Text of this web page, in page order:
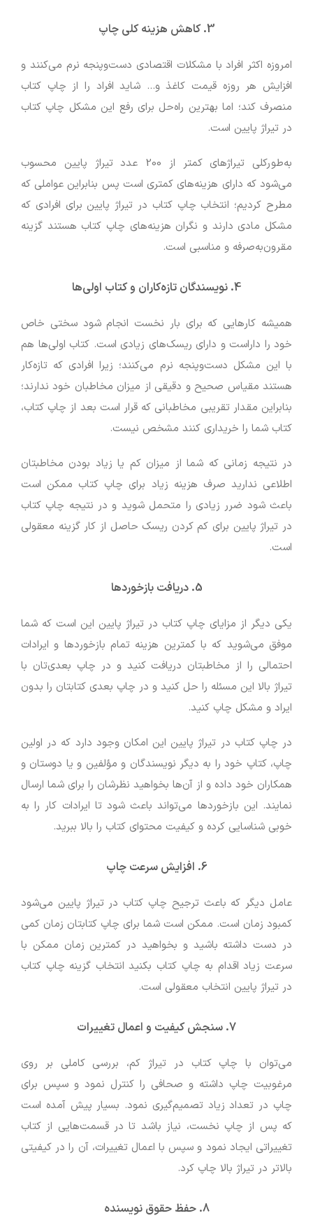
3. کاهش هزینه‌ کلی چاپ
امروزه اکثر افراد با مشکلات اقتصادی دست‌وپنجه نرم می‌کنند و
افزایش هر روزه قیمت کاغذ و… شاید افراد را از چاپ کتاب
منصرف کند؛ اما بهترین راه‌حل برای رفع این مشکل چاپ کتاب
در تیراژ پایین است.
به‌طورکلی تیراژهای کمتر از 200 عدد تیراژ پایین محسوب
می‌شود که دارای هزینه‌های کمتری است پس بنابراین عواملی که
مطرح کردیم؛ انتخاب چاپ کتاب در تیراژ پایین برای افرادی که
مشکل مادی دارند و نگران هزینه‌های چاپ کتاب هستند گزینه
مقرون‌به‌صرفه و مناسبی است.
4. نویسندگان تازه‌کاران و کتاب اولی‌ها
همیشه کارهایی که برای بار نخست انجام شود سختی خاص
خود را داراست و دارای ریسک‌های زیادی است. کتاب اولی‌ها هم
با این مشکل دست‌وپنجه نرم می‌کنند؛ زیرا افرادی که تازه‌کار
هستند مقیاس صحیح و دقیقی از میزان مخاطبان خود ندارند؛
بنابراین مقدار تقریبی مخاطبانی که قرار است بعد از چاپ کتاب،
کتاب شما را خریداری کنند مشخص نیست.
در نتیجه زمانی که شما از میزان کم یا زیاد بودن مخاطبتان
اطلاعی ندارید صرف هزینه زیاد برای چاپ کتاب ممکن است
باعث شود ضرر زیادی را متحمل شوید و در نتیجه چاپ کتاب
در تیراژ پایین برای کم کردن ریسک حاصل از کار گزینه معقولی
است.
5. دریافت بازخوردها
یکی دیگر از مزایای چاپ کتاب در تیراژ پایین این است که شما
موفق می‌شوید که با کمترین هزینه تمام بازخوردها و ایرادات
احتمالی را از مخاطبتان دریافت کنید و در چاپ بعدی‌تان با
تیراژ بالا این مسئله را حل کنید و در چاپ بعدی کتابتان را بدون
ایراد و مشکل چاپ کنید.
در چاپ کتاب در تیراژ پایین این امکان وجود دارد که در اولین
چاپ، کتاپ خود را به دیگر نویسندگان و مؤلفین و یا دوستان و
همکاران خود داده و از آن‌ها بخواهید نظرشان را برای شما ارسال
نمایند. این بازخوردها می‌تواند باعث شود تا ایرادات کار را به
خوبی شناسایی کرده و کیفیت محتوای کتاب را بالا ببرید.
6. افزایش سرعت چاپ
عامل دیگر که باعث ترجیح چاپ کتاب در تیراژ پایین می‌شود
کمبود زمان است. ممکن است شما برای چاپ کتابتان زمان کمی
در دست داشته باشید و بخواهید در کمترین زمان ممکن با
سرعت زیاد اقدام به چاپ کتاب بکنید انتخاب گزینه چاپ کتاب
در تیراژ پایین انتخاب معقولی است.
7. سنجش کیفیت و اعمال تغییرات
می‌توان با چاپ کتاب در تیراژ کم، بررسی کاملی بر روی
مرغوبیت چاپ داشته و صحافی را کنترل نمود و سپس برای
چاپ در تعداد زیاد تصمیم‌گیری نمود. بسیار پیش آمده است
که پس از چاپ نخست، نیاز باشد تا در قسمت‌هایی از کتاب
تغییراتی ایجاد نمود و سپس با اعمال تغییرات، آن را در کیفیتی
بالاتر در تیراژ بالا چاپ کرد.
8. حفظ حقوق نویسنده